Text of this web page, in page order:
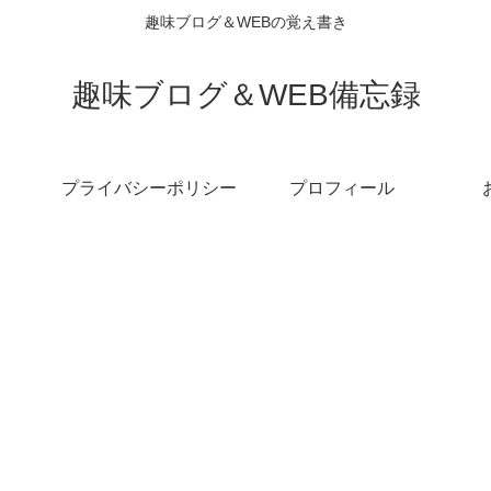
趣味ブログ＆WEBの覚え書き
趣味ブログ＆WEB備忘録
プライバシーポリシー プロフィール